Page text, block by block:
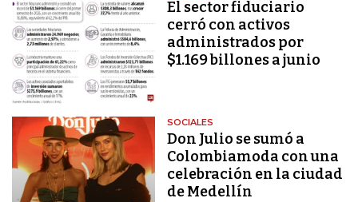
El sector fiduciario
cerró con activos
administrados por
$1.169 billones a junio
SOCIALES
Don Julio se sumó a
Colombiamoda con una
celebración en la ciudad
de Medellín